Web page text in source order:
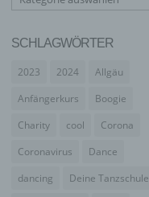
SCHLAGWÖRTER
2023 2024
Allgäu
Anfängerkurs
Boogie
Charity
cool
Corona
Coronavirus
Dance
dancing
Deine Tanzschule